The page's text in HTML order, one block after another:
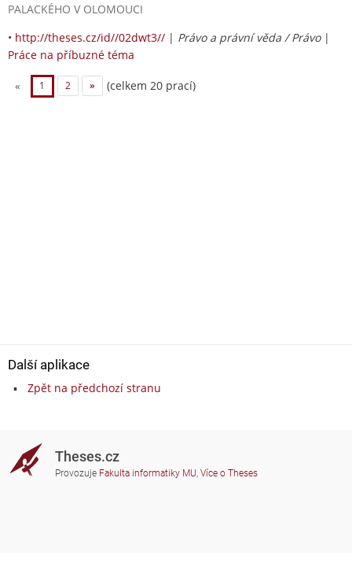
PALACKÉHO V OLOMOUCI
• http://theses.cz/id//02dwt3// | Právo a právní věda / Právo|
Práce na příbuzné téma
« 1 2 » (celkem 20 prací)
Další aplikace
Zpět na předchozí stranu
Theses.cz
Provozuje Fakulta informatiky MU, Více o Theses